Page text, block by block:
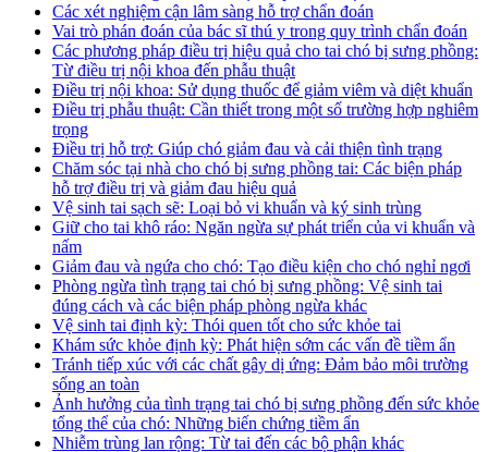
Các xét nghiệm cận lâm sàng hỗ trợ chẩn đoán
Vai trò phán đoán của bác sĩ thú y trong quy trình chẩn đoán
Các phương pháp điều trị hiệu quả cho tai chó bị sưng phồng:
Từ điều trị nội khoa đến phẫu thuật
Điều trị nội khoa: Sử dụng thuốc để giảm viêm và diệt khuẩn
Điều trị phẫu thuật: Cần thiết trong một số trường hợp nghiêm
trọng
Điều trị hỗ trợ: Giúp chó giảm đau và cải thiện tình trạng
Chăm sóc tại nhà cho chó bị sưng phồng tai: Các biện pháp
hỗ trợ điều trị và giảm đau hiệu quả
Vệ sinh tai sạch sẽ: Loại bỏ vi khuẩn và ký sinh trùng
Giữ cho tai khô ráo: Ngăn ngừa sự phát triển của vi khuẩn và
nấm
Giảm đau và ngứa cho chó: Tạo điều kiện cho chó nghỉ ngơi
Phòng ngừa tình trạng tai chó bị sưng phồng: Vệ sinh tai
đúng cách và các biện pháp phòng ngừa khác
Vệ sinh tai định kỳ: Thói quen tốt cho sức khỏe tai
Khám sức khỏe định kỳ: Phát hiện sớm các vấn đề tiềm ẩn
Tránh tiếp xúc với các chất gây dị ứng: Đảm bảo môi trường
sống an toàn
Ảnh hưởng của tình trạng tai chó bị sưng phồng đến sức khỏe
tổng thể của chó: Những biến chứng tiềm ẩn
Nhiễm trùng lan rộng: Từ tai đến các bộ phận khác